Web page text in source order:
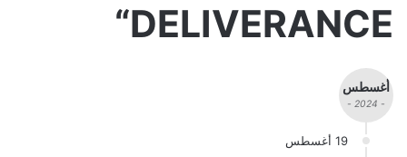
“DELIVERANCE
أغسطس
- 2024 -
19 أغسطس